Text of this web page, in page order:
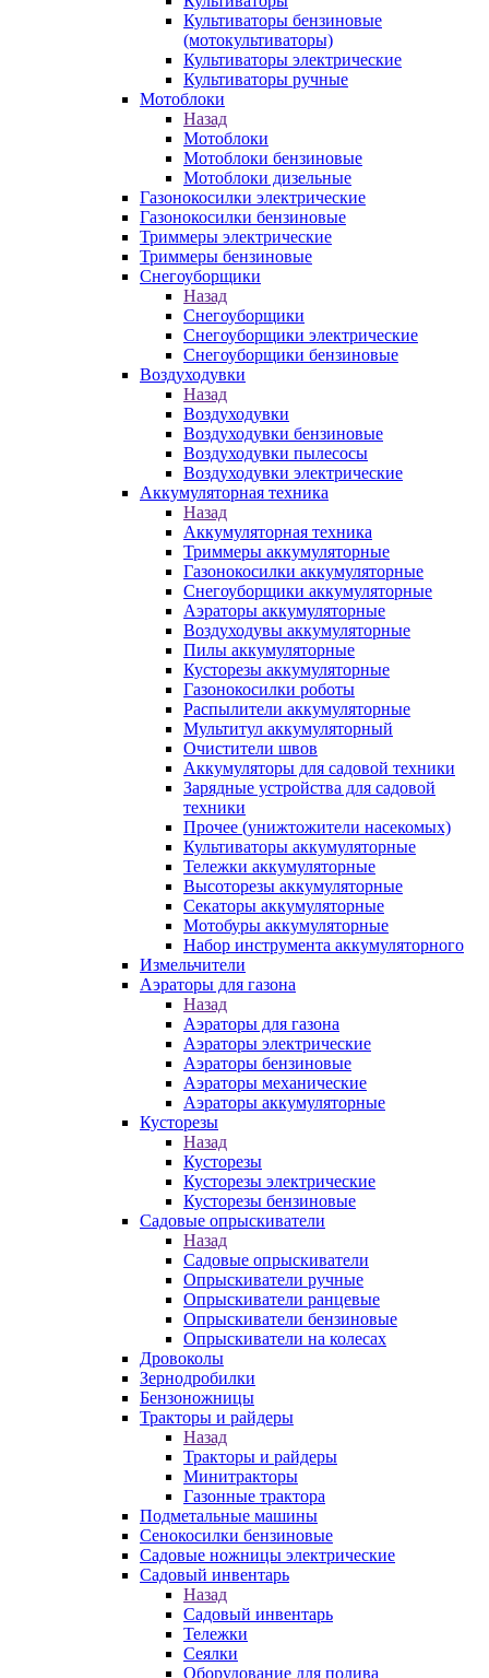
Культиваторы бензиновые
(мотокультиваторы)
Культиваторы электрические
Культиваторы ручные
Мотоблоки
Назад
Мотоблоки
Мотоблоки бензиновые
Мотоблоки дизельные
Газонокосилки электрические
Газонокосилки бензиновые
Триммеры электрические
Триммеры бензиновые
Снегоуборщики
Назад
Снегоуборщики
Снегоуборщики электрические
Снегоуборщики бензиновые
Воздуходувки
Назад
Воздуходувки
Воздуходувки бензиновые
Воздуходувки пылесосы
Воздуходувки электрические
Аккумуляторная техника
Назад
Аккумуляторная техника
Триммеры аккумуляторные
Газонокосилки аккумуляторные
Снегоуборщики аккумуляторные
Аэраторы аккумуляторные
Воздуходувы аккумуляторные
Пилы аккумуляторные
Кусторезы аккумуляторные
Газонокосилки роботы
Распылители аккумуляторные
Мультитул аккумуляторный
Очистители швов
Аккумуляторы для садовой техники
Зарядные устройства для садовой
техники
Прочее (унижтожители насекомых)
Культиваторы аккумуляторные
Тележки аккумуляторные
Высоторезы аккумуляторные
Секаторы аккумуляторные
Мотобуры аккумуляторные
Набор инструмента аккумуляторного
Измельчители
Аэраторы для газона
Назад
Аэраторы для газона
Аэраторы электрические
Аэраторы бензиновые
Аэраторы механические
Аэраторы аккумуляторные
Кусторезы
Назад
Кусторезы
Кусторезы электрические
Кусторезы бензиновые
Садовые опрыскиватели
Назад
Садовые опрыскиватели
Опрыскиватели ручные
Опрыскиватели ранцевые
Опрыскиватели бензиновые
Опрыскиватели на колесах
Дровоколы
Зернодробилки
Бензоножницы
Тракторы и райдеры
Назад
Тракторы и райдеры
Минитракторы
Газонные трактора
Подметальные машины
Сенокосилки бензиновые
Садовые ножницы электрические
Садовый инвентарь
Назад
Садовый инвентарь
Тележки
Сеялки
Оборудование для полива